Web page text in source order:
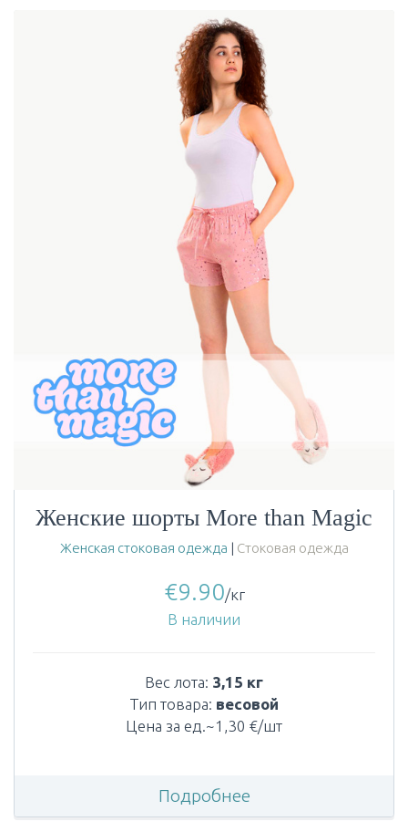
Женские шорты More than Magic
Женская стоковая одежда | Стоковая одежда
€9.90/кг
В наличии
Вес лота: 3,15 кг
Тип товара: весовой
Цена за ед.~1,30 €/шт
Подробнее